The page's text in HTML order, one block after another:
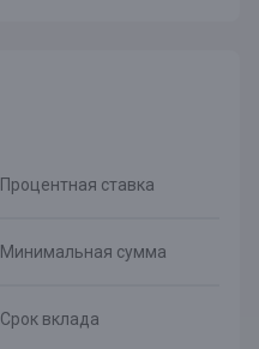
Процентная ставка
Минимальная сумма
Срок вклада